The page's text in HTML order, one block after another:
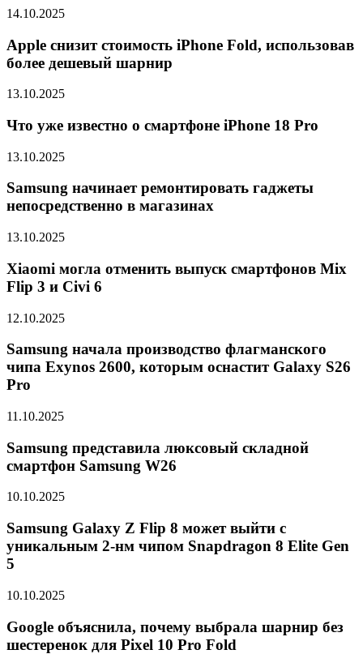
14.10.2025
Apple снизит стоимость iPhone Fold, использовав
более дешевый шарнир
13.10.2025
Что уже известно о смартфоне iPhone 18 Pro
13.10.2025
Samsung начинает ремонтировать гаджеты
непосредственно в магазинах
13.10.2025
Xiaomi могла отменить выпуск смартфонов Mix
Flip 3 и Civi 6
12.10.2025
Samsung начала производство флагманского
чипа Exynos 2600, которым оснастит Galaxy S26
Pro
11.10.2025
Samsung представила люксовый складной
смартфон Samsung W26
10.10.2025
Samsung Galaxy Z Flip 8 может выйти с
уникальным 2-нм чипом Snapdragon 8 Elite Gen
5
10.10.2025
Google объяснила, почему выбрала шарнир без
шестеренок для Pixel 10 Pro Fold